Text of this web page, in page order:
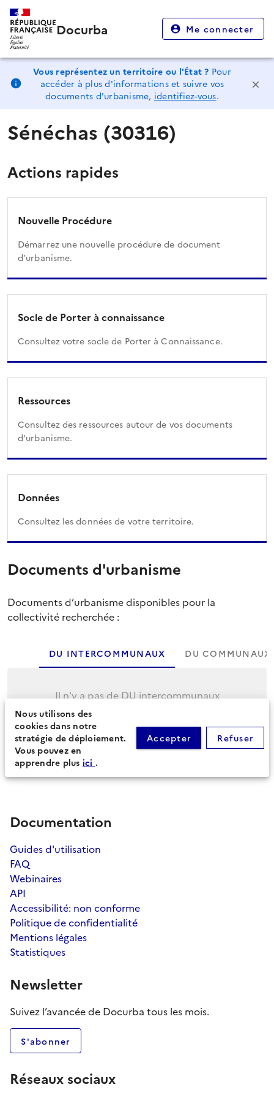
Docurba Me connecter
Vous représentez un territoire ou l'État ? Pour
accéder à plus d'informations et suivre vos
documents d'urbanisme, identifiez-vous.
Sénéchas (30316)
Actions rapides
Nouvelle Procédure
Démarrez une nouvelle procédure de document
d’urbanisme.
Socle de Porter à connaissance
Consultez votre socle de Porter à Connaissance.
Ressources
Consultez des ressources autour de vos documents
d’urbanisme.
Données
Consultez les données de votre territoire.
Documents d'urbanisme
Documents d’urbanisme disponibles pour la
collectivité recherchée :
DU INTERCOMMUNAUX DU COMMUNAUX
Il n'y a pas de DU intercommunaux
Cliquez sur l'onglet suivant pour afficher les
DU communaux.
Documentation
Guides d'utilisation
FAQ
Webinaires
API
Accessibilité: non conforme
Politique de confidentialité
Mentions légales
Statistiques
Newsletter
Suivez l’avancée de Docurba tous les mois.
S'abonner
Réseaux sociaux
Nous utilisons des
cookies dans notre
stratégie de déploiement.
Vous pouvez en
apprendre plus ici .
Accepter Refuser